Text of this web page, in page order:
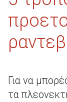
Για να
τα